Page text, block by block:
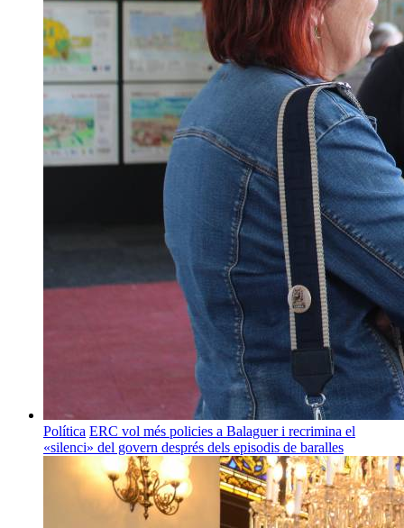
Política ERC vol més policies a Balaguer i recrimina el
«silenci» del govern després dels episodis de baralles